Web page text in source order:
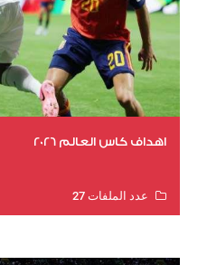
اهداف كاس العالم 2026
عدد الملفات 27